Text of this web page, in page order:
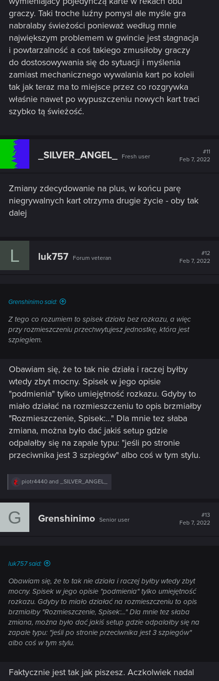
graczy. Taki troche luźny pomysl ale myśle gra
nabralaby świeżości ponieważ według mnie
największym problemem w gwincie jest stagnacja
i powtarzalność a coś takiego zmusiłoby graczy
do dostosowywania się do sytuacji i myślenia
zamiast mechanicznego wywalania kart po koleii
tak jak teraz ma to miejsce przez co rozgrywka
właśnie nawet po wypuszczeniu nowych kart traci
szybko tą świeżość.
_SILVER_ANGEL_ Fresh user
#11
Feb 7, 2022
Zmiany zdecydowanie na plus, w końcu parę
niegrywalnych kart otrzyma drugie życie - oby tak
dalej
L luk757 Forum veteran
#12
Feb 7, 2022
Grenshinimo said:
Z tego co rozumiem to spisek działa bez rozkazu, a więc
przy rozmieszczeniu przechwytujesz jednostkę, która jest
szpiegiem.
Obawiam się, że to tak nie działa i raczej byłby
wtedy zbyt mocny. Spisek w jego opisie
"podmienia" tylko umiejętność rozkazu. Gdyby to
miało działać na rozmieszczeniu to opis brzmiałby
"Rozmieszczenie, Spisek:..." Dla mnie tez słaba
zmiana, można było dać jakiś setup gdzie
odpalałby się na zapale typu: "jeśli po stronie
przeciwnika jest 3 szpiegów" albo coś w tym stylu.
R
c
piotr4440 and _SILVER_ANGEL_
G Grenshinimo Senior user
#13
Feb 7, 2022
luk757 said:
Obawiam się, że to tak nie działa i raczej byłby wtedy zbyt
mocny. Spisek w jego opisie "podmienia" tylko umiejętność
rozkazu. Gdyby to miało działać na rozmieszczeniu to opis
brzmiałby "Rozmieszczenie, Spisek:..." Dla mnie tez słaba
zmiana, można było dać jakiś setup gdzie odpalałby się na
zapale typu: "jeśli po stronie przeciwnika jest 3 szpiegów"
albo coś w tym stylu.
Faktycznie jest tak jak piszesz. Aczkolwiek nadal